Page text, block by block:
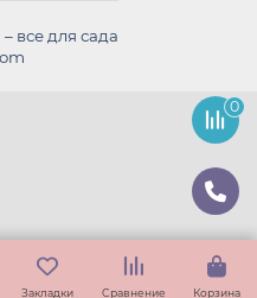
все для сада
0
Закладки Сравнение Корзина